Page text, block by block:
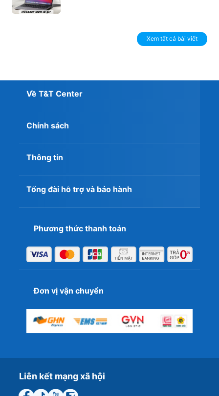
Xem tất cả bài viết
Về T&T Center
Chính sách
Thông tin
Tổng đài hỗ trợ và bảo hành
Phương thức thanh toán
Đơn vị vận chuyển
Liên kết mạng xã hội